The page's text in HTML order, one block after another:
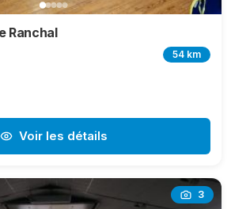
Ranchal
54 km
Voir les détails
3